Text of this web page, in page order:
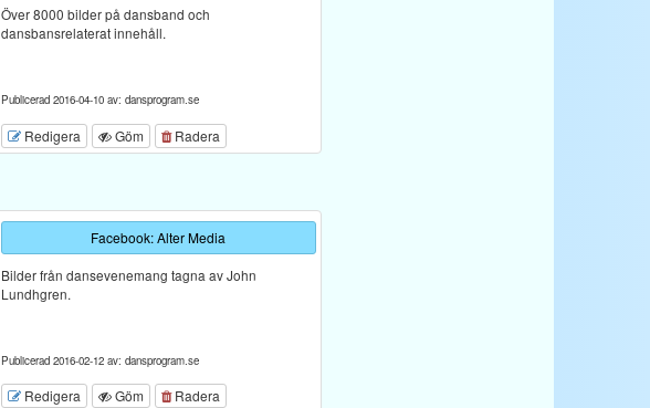
Över 8000 bilder på dansband och
dansbansrelaterat innehåll.
Publicerad 2016-04-10 av: dansprogram.se
Redigera Göm Radera
Facebook: Alter Media
Bilder från dansevenemang tagna av John
Lundhgren.
Publicerad 2016-02-12 av: dansprogram.se
Redigera Göm Radera